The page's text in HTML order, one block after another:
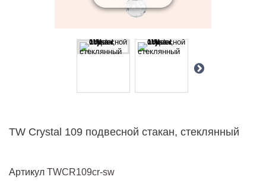
TW Crystal 109 подвесной cтакан, стеклянный
Артикул TWCR109cr-sw